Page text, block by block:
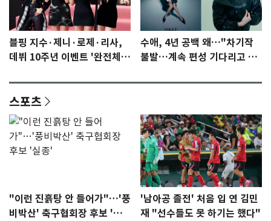
블핑 지수·제니·로제·리사,
데뷔 10주년 이벤트 '완전체'
수애, 4년 공백 왜…"차기작
불발…계속 편성 기다리고 있
스포츠
"이런 진흙탕 안 들어가"…'풍
비박산' 축구협회장 후보 '실
'남아공 졸전' 처음 입 연 김민
재 "선수들도 못 하기는 했다"